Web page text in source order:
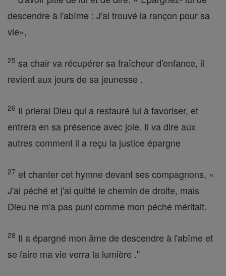
descendre à l'abîme : J'ai trouvé la rançon pour sa
vie»,
25 sa chair va récupérer sa fraîcheur d'enfance, il
revient aux jours de sa jeunesse .
26 Il prierai Dieu qui a restauré lui à favoriser, et
entrera en sa présence avec joie. Il va dire aux
autres comment il a reçu la justice épargne
27 et chanter cet hymne devant ses compagnons, «
J'ai péché et j'ai quitté le chemin de droite, mais
Dieu ne m'a pas puni comme mon péché méritait.
28 Il a épargné mon âme de descendre à l'abîme et
se faire ma vie verra la lumière ."